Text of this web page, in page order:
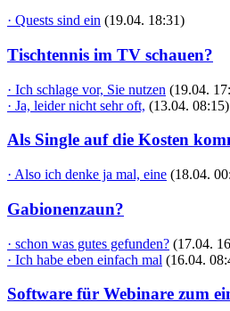
· Quests sind ein (19.04. 18:31)
Tischtennis im TV schauen?
· Ich schlage vor, Sie nutzen (19.04.
· Ja, leider nicht sehr oft, (13.04. 08:15)
Als Single auf die Kosten
· Also ich denke ja mal, eine (18.04.
Gabionenzaun?
· schon was gutes gefunden? (17.04.
· Ich habe eben einfach mal (16.04.
Software für Webinare zum